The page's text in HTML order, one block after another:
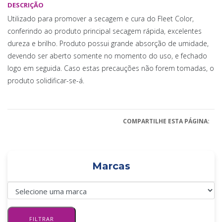
DESCRIÇÃO
Utilizado para promover a secagem e cura do Fleet Color,
conferindo ao produto principal secagem rápida, excelentes
dureza e brilho. Produto possui grande absorção de umidade,
devendo ser aberto somente no momento do uso, e fechado
logo em seguida. Caso estas precauções não forem tomadas, o
produto solidificar-se-á.
COMPARTILHE ESTA PÁGINA:
Marcas